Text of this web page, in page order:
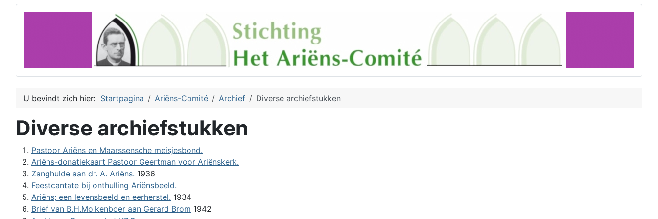
U bevindt zich hier: Startpagina Ariëns-Comité Archief Diverse archiefstukken
Diverse archiefstukken
Pastoor Ariëns en Maarssensche meisjesbond.
Ariëns-donatiekaart Pastoor Geertman voor Ariënskerk.
Zanghulde aan dr. A. Ariëns. 1936
Feestcantate bij onthulling Ariënsbeeld.
Ariëns; een levensbeeld en eerherstel. 1934
Brief van B.H.Molkenboer aan Gerard Brom 1942